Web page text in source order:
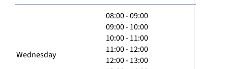
Wednesday
08:00 - 09:00
09:00 - 10:00
10:00 - 11:00
11:00 - 12:00
12:00 - 13:00